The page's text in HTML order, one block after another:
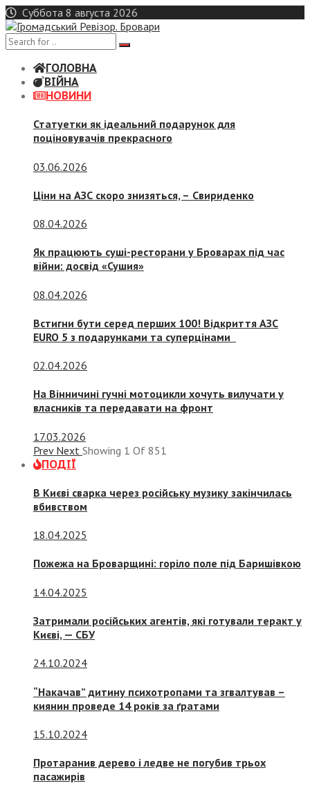
Skip
to
content
Суббота 8 августа 2026
ГОЛОВНА
ВІЙНА
НОВИНИ
Статуетки як ідеальний подарунок для
поціновувачів прекрасного
03.06.2026
Ціни на АЗС скоро знизяться, – Свириденко
08.04.2026
Як працюють суші-ресторани у Броварах під час
війни: досвід «Сушия»
08.04.2026
Встигни бути серед перших 100! Відкриття АЗС
EURO 5 з подарунками та суперцінами
02.04.2026
На Вінничині гучні мотоцикли хочуть вилучати у
власників та передавати на фронт
17.03.2026
Prev Next Showing 1 Of 851
ПОДІЇ
В Києві сварка через російську музику закінчилась
вбивством
18.04.2025
Пожежа на Броварщині: горіло поле під Баришівкою
14.04.2025
Затримали російських агентів, які готували теракт у
Києві, — СБУ
24.10.2024
“Накачав” дитину психотропами та згвалтував –
киянин проведе 14 років за ґратами
15.10.2024
Протаранив дерево і ледве не погубив трьох
пасажирів